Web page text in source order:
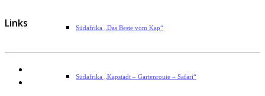
Südafrika „Das Beste vom Kap“
Südafrika „Kapstadt – Gartenroute – Safari“
Links
Impressum